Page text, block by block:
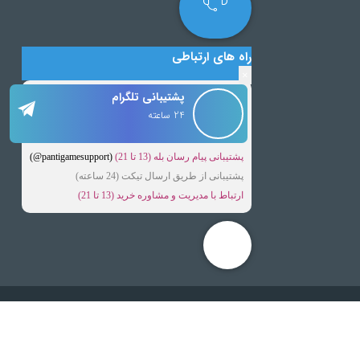
راه های ارتباطی
پشتیبانی تلگرام
24 ساعته
پشتیبانی پیام رسان بله (13 تا 21)
(pantigamesupport@)
پشتیبانی از طریق ارسال تیکت (24 ساعته)
ارتباط با مدیریت و مشاوره خرید (13 تا 21)